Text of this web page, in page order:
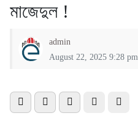
মাজেদুল !
admin
August 22, 2025 9:28 pm